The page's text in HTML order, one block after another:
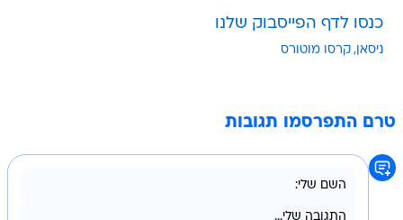
כנסו לדף הפייסבוק שלנו
ניסאן קרסו מוטורס
טרם התפרסמו תגובות